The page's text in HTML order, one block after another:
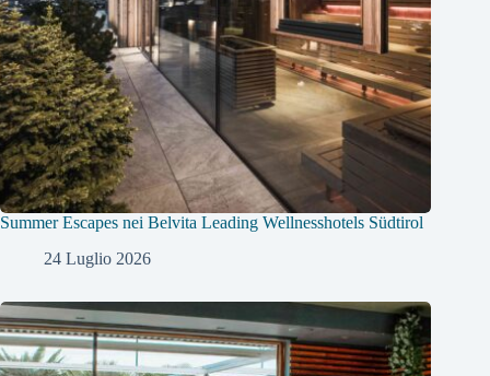
Summer Escapes nei Belvita Leading Wellnesshotels Südtirol
24 Luglio 2026